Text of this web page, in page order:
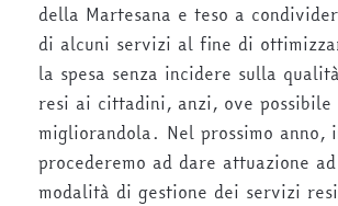
della Martesana e teso a
di alcuni servizi al fine di
la spesa senza incidere sulla
resi ai cittadini, anzi, ove possibile
migliorandola. Nel prossimo anno,
procederemo ad dare attuazione
modalità di gestione dei servizi